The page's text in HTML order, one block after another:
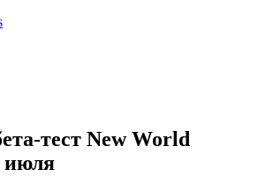
тест New World
июля